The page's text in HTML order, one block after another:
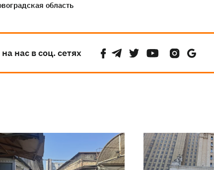
область
нас в соц. сетях